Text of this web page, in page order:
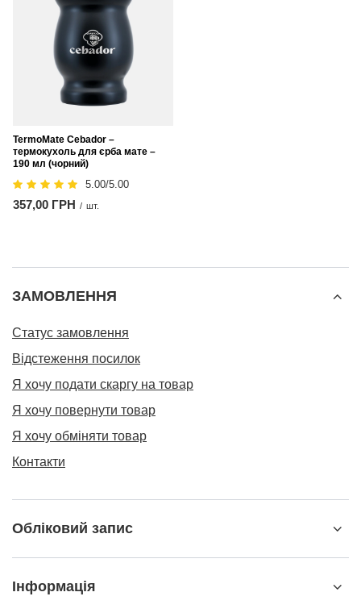
TermoMate Cebador –
термокухоль для єрба мате –
190 мл (чорний)
5.00/5.00
357,00 ГРН / шт.
ЗАМОВЛЕННЯ
Статус замовлення
Відстеження посилок
Я хочу подати скаргу на товар
Я хочу повернути товар
Я хочу обміняти товар
Контакти
Обліковий запис
Інформація